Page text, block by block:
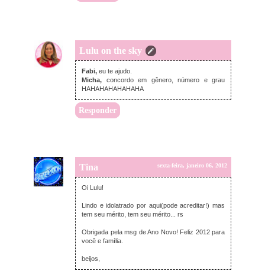
Lulu on the sky
quinta-feira, janeiro 05, 2012
Fabi, eu te ajudo.
Micha, concordo em gênero, número e grau
HAHAHAHAHAHAHA
Responder
Tina sexta-feira, janeiro 06, 2012
Oi Lulu!
Lindo e idolatrado por aqui(pode acreditar!) mas
tem seu mérito, tem seu mérito... rs
Obrigada pela msg de Ano Novo! Feliz 2012 para
você e família.
beijos,